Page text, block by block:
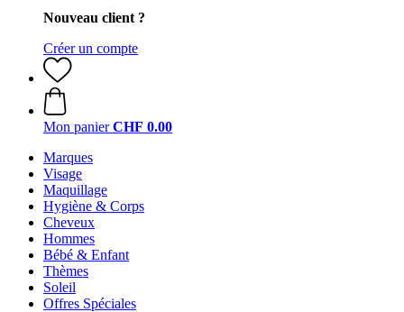
Nouveau client ?
Créer un compte
Mon panier CHF 0.00
Marques
Visage
Maquillage
Hygiène & Corps
Cheveux
Hommes
Bébé & Enfant
Thèmes
Soleil
Offres Spéciales